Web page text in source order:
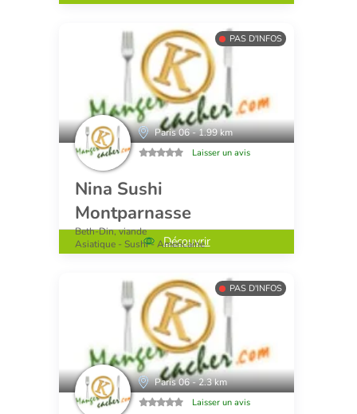
PAS D'INFOS
Paris 06 - 1.99 km
Laisser un avis
Nina Sushi
Montparnasse
Beth-Din, viande
Asiatique - Sushi - Americaine
Découvrir
PAS D'INFOS
Paris 06 - 2.3 km
Laisser un avis